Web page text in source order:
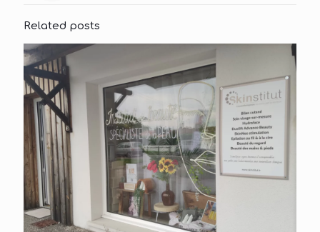
Related posts